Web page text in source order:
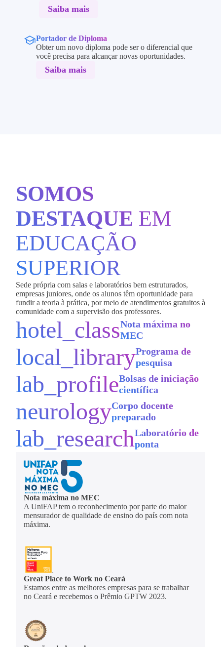
Saiba mais
Portador de Diploma
Obter um novo diploma pode ser o diferencial que
você precisa para alcançar novas oportunidades.
Saiba mais
SOMOS
DESTAQUE EM
EDUCAÇÃO
SUPERIOR
Sede própria com salas e laboratórios bem estruturados,
empresas juniores, onde os alunos têm oportunidade para
fundir a teoria à prática, por meio de atendimentos gratuitos à
comunidade com a supervisão dos professores.
hotel_classNota máxima no
MEC
local_libraryPrograma de
pesquisa
lab_profileBolsas de iniciação
científica
neurologyCorpo docente
preparado
lab_researchLaboratório de
ponta
Nota máxima no MEC
A UniFAP tem o reconhecimento por parte do maior
mensurador de qualidade de ensino do país com nota
máxima.
Great Place to Work no Ceará
Estamos entre as melhores empresas para se trabalhar
no Ceará e recebemos o Prêmio GPTW 2023.